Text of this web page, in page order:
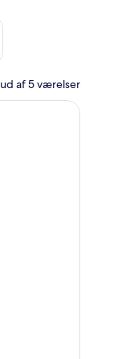
21 - aug. 23
af 5 værelser